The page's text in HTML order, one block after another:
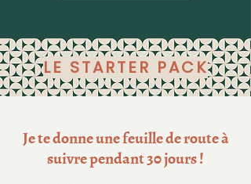
LE STARTER PACK
Je te donne une feuille de route à
suivre pendant 30 jours !